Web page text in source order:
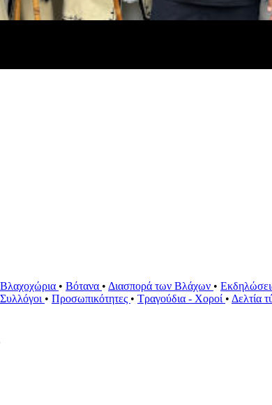
Βλαχοχώρια • Βότανα • Διασπορά των Βλάχων •
• Προσωπικότητες • Τραγούδια - Χοροί • Δελτία